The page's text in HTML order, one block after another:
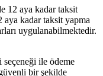
12 aya kadar taksit
kadar taksit yapma
uygulanabilmektedir.
ile ödeme
bir şekilde